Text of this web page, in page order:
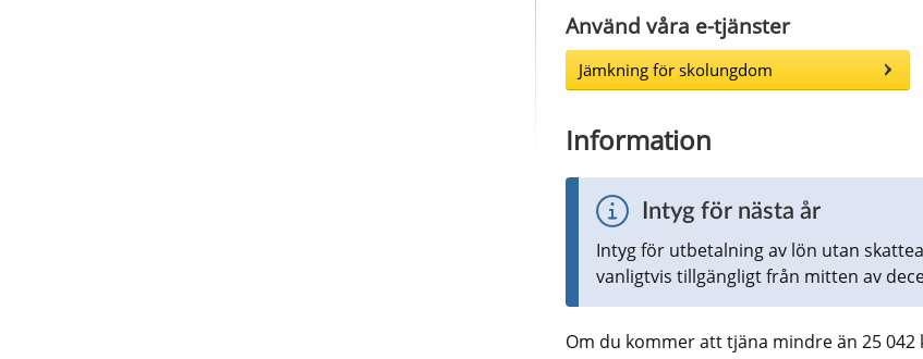
Använd våra e-tjänster
Jämkning för skolungdom
Information
Intyg för nästa år
Intyg för utbetalning av lön utan
vanligtvis tillgängligt från mitten av
Om du kommer att tjäna mindre än 25